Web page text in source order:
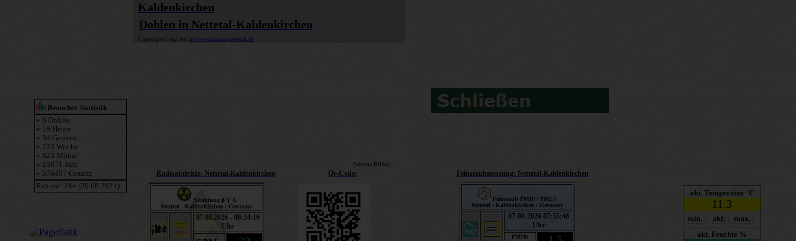
Kaldenkirchen
Dohlen in Nettetal-Kaldenkirchen
Copyrights liegt bei @ www.schmitz-nettetal.de
[Weitere Bilder]
Radioaktivität: Nettetal-Kaldenkirchen Qr-Code: Feinstaubmessung: Nettetal-Kaldenkirchen